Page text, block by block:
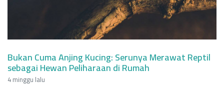
Bukan Cuma Anjing Kucing: Serunya Merawat Reptil
sebagai Hewan Peliharaan di Rumah
4 minggu lalu